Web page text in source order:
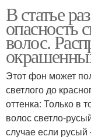
В статье
опасность
волос.
Этот фон может
светлого до
оттенка: Только в
волос светло-
случае если